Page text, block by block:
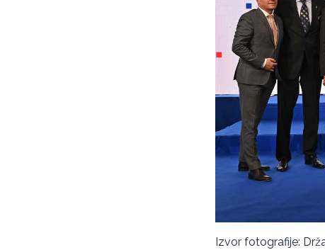
Izvor fotografije: